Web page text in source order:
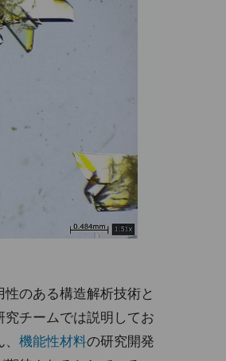
のある構造解析技術と
チームでは説明してお
機能性材料の研究開発